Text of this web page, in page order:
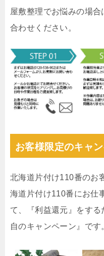
屋敷整理でお悩みの場
合わせください。
お客様限定のキャ
北海道片付け110番のお
海道片付け110番にお仕
て、『利益還元』をす
自のキャンペーン』です